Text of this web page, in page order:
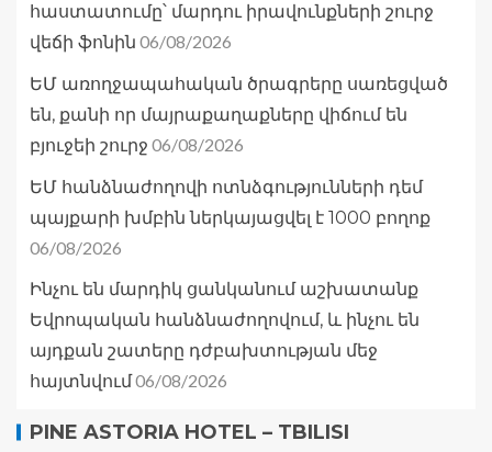
հաստատումը՝ մարդու իրավունքների շուրջ
վեճի ֆոնին 06/08/2026
ԵՄ առողջապահական ծրագրերը սառեցված
են, քանի որ մայրաքաղաքները վիճում են
բյուջեի շուրջ 06/08/2026
ԵՄ հանձնաժողովի ոտնձգությունների դեմ
պայքարի խմբին ներկայացվել է 1000 բողոք
06/08/2026
Ինչու են մարդիկ ցանկանում աշխատանք
Եվրոպական հանձնաժողովում, և ինչու են
այդքան շատերը դժբախտության մեջ
հայտնվում06/08/2026
PINE ASTORIA HOTEL – TBILISI